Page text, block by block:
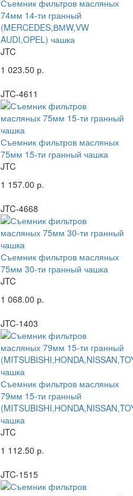
Съемник фильтров масляных
74мм 14-ти гранный
(MERCEDES,ВМW,VW
AUDI,OPEL) чашка
JTC
1 023.50 р.
JTC-4611
Съемник фильтров масляных
75мм 15-ти гранный чашка
JTC
1 157.00 р.
JTC-4668
Съемник фильтров масляных
75мм 30-ти гранный чашка
JTC
1 068.00 р.
JTC-1403
Съемник фильтров масляных
79мм 15-ти гранный
чашка
JTC
1 112.50 р.
JTC-1515